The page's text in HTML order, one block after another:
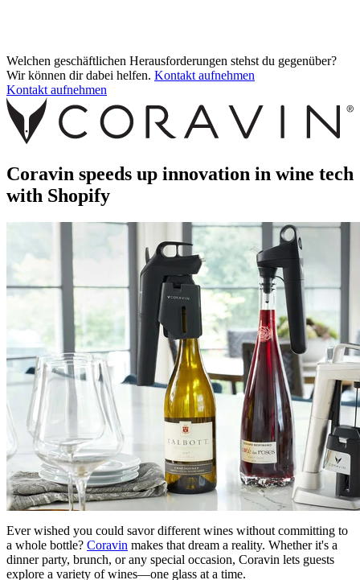
Welchen geschäftlichen Herausforderungen stehst du gegenüber?
Wir können dir dabei helfen. Kontakt aufnehmen
Kontakt aufnehmen
Coravin speeds up innovation in wine tech
with Shopify
Ever wished you could savor different wines without committing to
a whole bottle? Coravin makes that dream a reality. Whether it's a
dinner party, brunch, or any special occasion, Coravin lets guests
explore a variety of wines—one glass at a time.